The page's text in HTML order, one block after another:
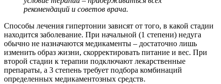
рекомендаций и советов врача.
Способы лечения гипертонии зависят от того, в какой стадии
находится заболевание. При начальной (1 степени) недуга
обычно не назначаются медикаменты – достаточно лишь
изменить образ жизни, скорректировать питание и вес. При
второй стадии к терапии подключают лекарственные
препараты, а 3 степень требует подбора комбинаций
определенных медикаментозных средств.